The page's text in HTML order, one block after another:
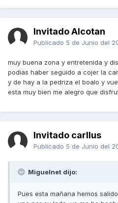
Invitado Alcotan
Publicado 5 de Junio del
muy buena zona y entretenida y
podias haber seguido a cojer la
y de hay a la pedriza el boalo y
esta muy bien me alegro que
Invitado carllus
Publicado 5 de Junio del
Miguelnet dijo:
Pues esta mañana hemos